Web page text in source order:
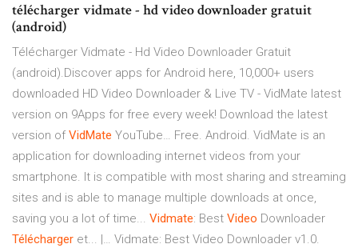
télécharger vidmate - hd video downloader gratuit
(android)
Télécharger Vidmate - Hd Video Downloader Gratuit
(android).Discover apps for Android here, 10,000+ users
downloaded HD Video Downloader & Live TV - VidMate latest
version on 9Apps for free every week! Download the latest
version ofVidMate YouTube… Free. Android. VidMate is an
application for downloading internet videos from your
smartphone. It is compatible with most sharing and streaming
sites and is able to manage multiple downloads at once,
saving you a lot of time... Vidmate: Best Video Downloader
Télécharger et... |… Vidmate: Best Video Downloader v1.0.